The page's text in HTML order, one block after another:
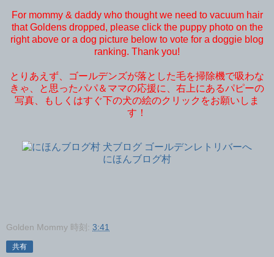
For mommy & daddy who thought we need to vacuum hair
that Goldens dropped, please click the puppy photo on the
right above or a dog picture below to vote for a doggie blog
ranking. Thank you!
とりあえず、ゴールデンズが落とした毛を掃除機で吸わな
きゃ、と思ったパパ＆ママの応援に、右上にあるパピーの
写真、もしくはすぐ下の犬の絵のクリックをお願いしま
す！
にほんブログ村
Golden Mommy 時刻: 3:41
共有